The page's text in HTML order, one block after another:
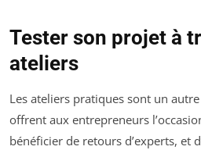
Tester son projet à
ateliers
Les ateliers pratiques sont un
offrent aux entrepreneurs
bénéficier de retours d’experts, et